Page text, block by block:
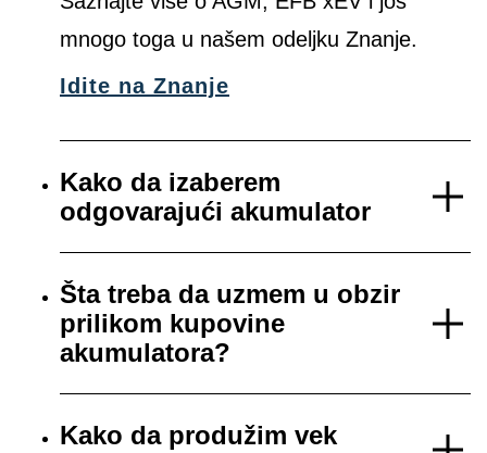
mnogo toga u našem odeljku Znanje.
Idite na Znanje
Kako da izaberem
odgovarajući akumulator
Šta treba da uzmem u obzir
prilikom kupovine
akumulatora?
Kako da produžim vek